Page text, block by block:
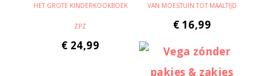
HET GROTE KINDERKOOKBOEK
ZPZ
€ 24,99
VAN MOESTUIN TOT MAALTIJD
€ 16,99